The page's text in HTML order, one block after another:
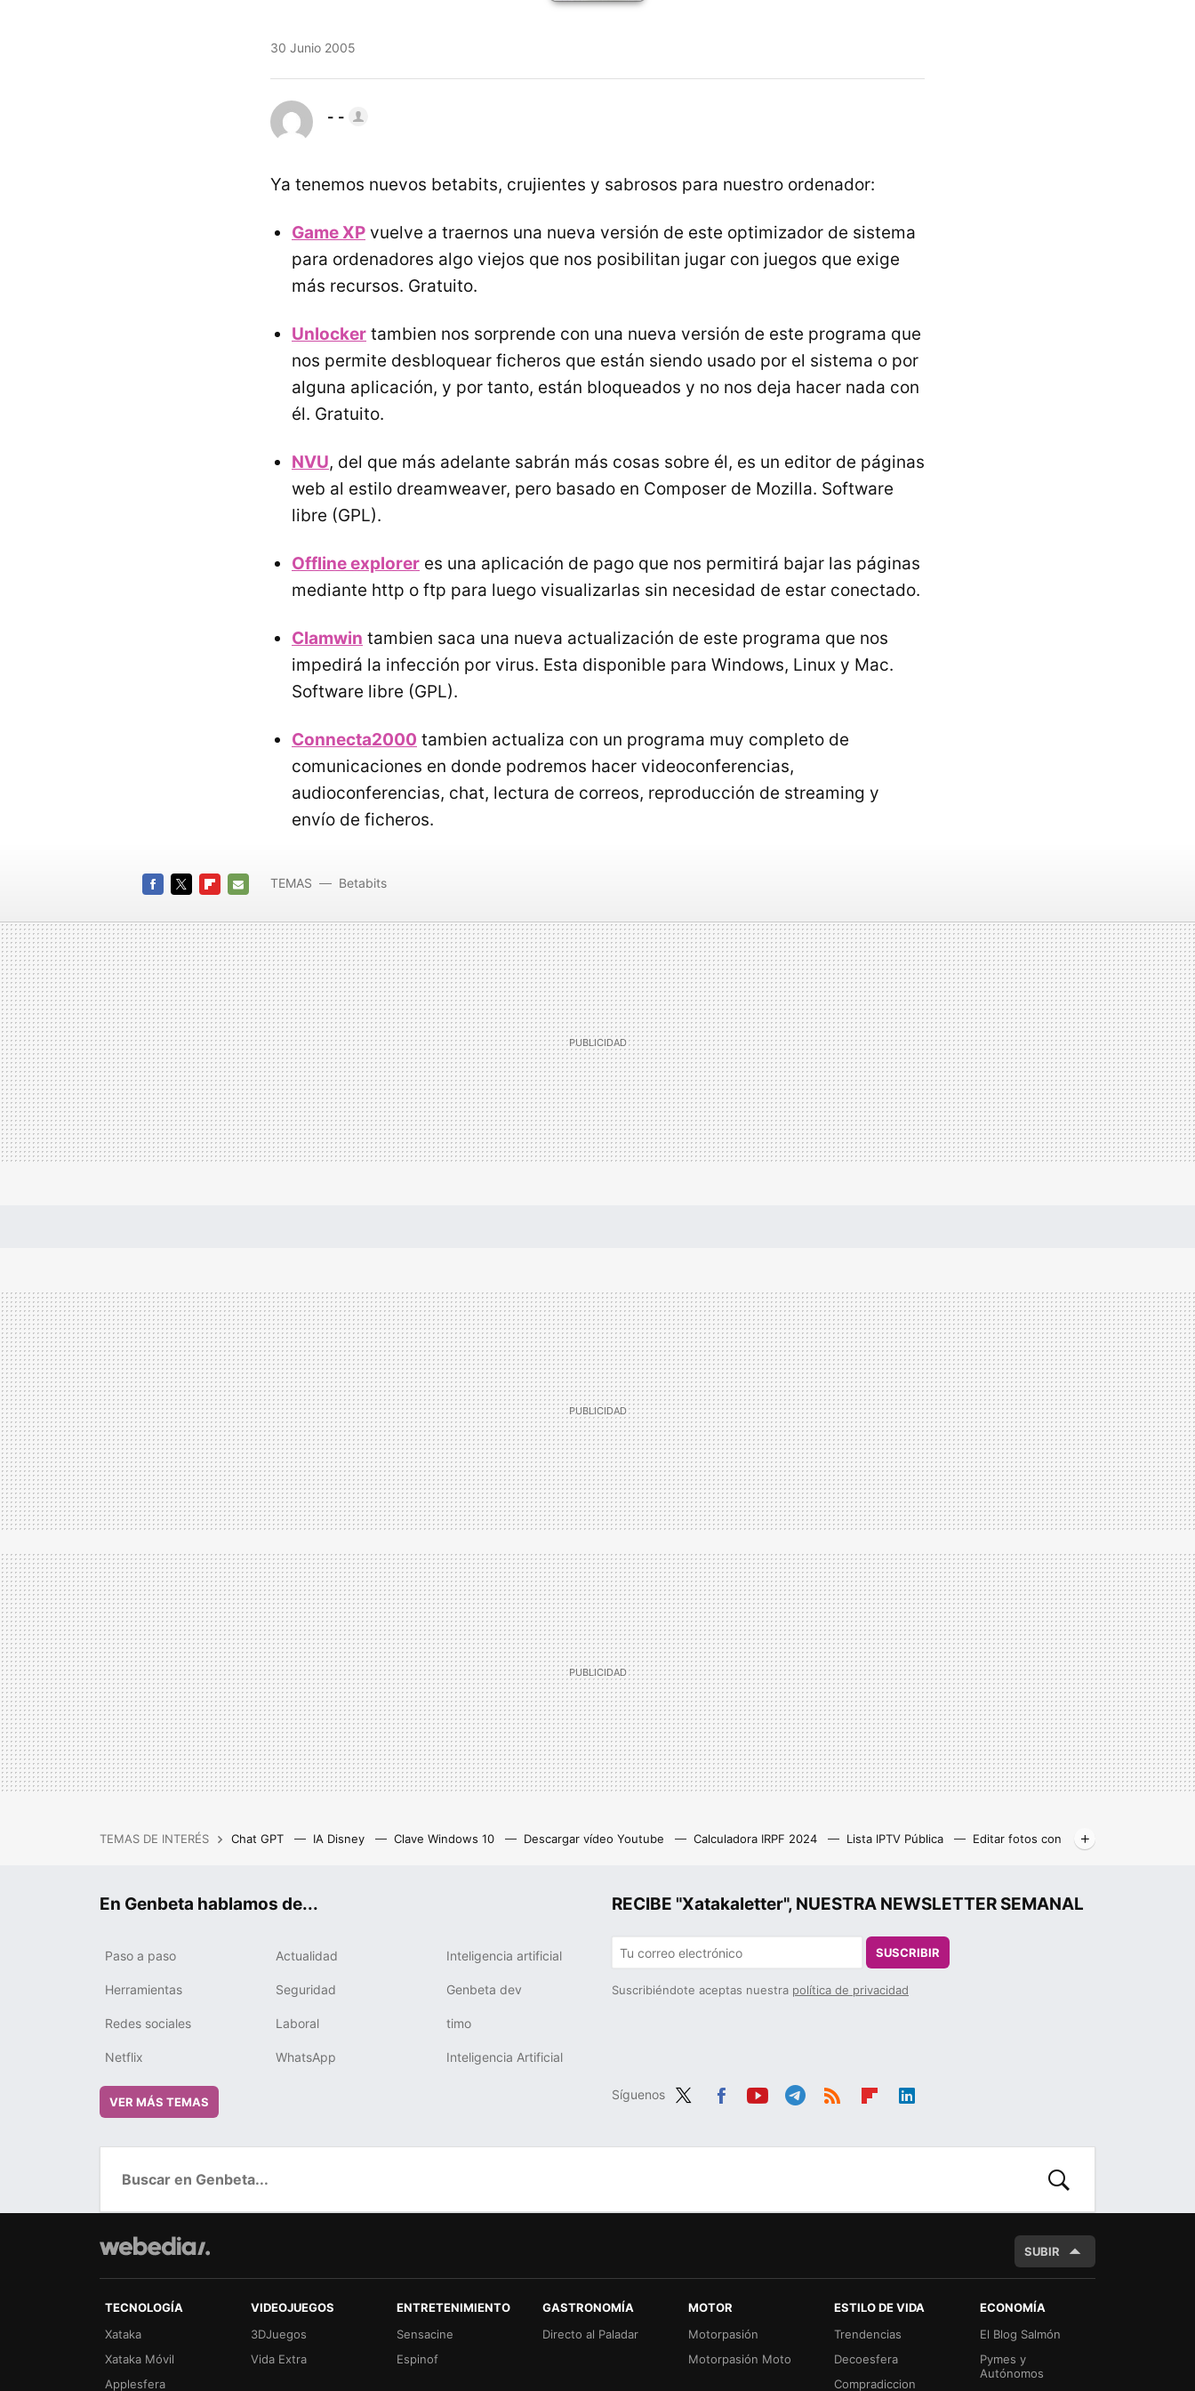
30 Junio 2005
- -
Ya tenemos nuevos betabits, crujientes y sabrosos para nuestro ordenador:
Game XP vuelve a traernos una nueva versión de este optimizador de sistema
para ordenadores algo viejos que nos posibilitan jugar con juegos que exige
más recursos. Gratuito.
Unlocker tambien nos sorprende con una nueva versión de este programa que
nos permite desbloquear ficheros que están siendo usado por el sistema o por
alguna aplicación, y por tanto, están bloqueados y no nos deja hacer nada con
él. Gratuito.
NVU, del que más adelante sabrán más cosas sobre él, es un editor de páginas
web al estilo dreamweaver, pero basado en Composer de Mozilla. Software
libre (GPL).
Offline explorer es una aplicación de pago que nos permitirá bajar las páginas
mediante http o ftp para luego visualizarlas sin necesidad de estar conectado.
Clamwin tambien saca una nueva actualización de este programa que nos
impedirá la infección por virus. Esta disponible para Windows, Linux y Mac.
Software libre (GPL).
Connecta2000 tambien actualiza con un programa muy completo de
comunicaciones en donde podremos hacer videoconferencias,
audioconferencias, chat, lectura de correos, reproducción de streaming y
envío de ficheros.
MAIL
TEMAS Betabits
TEMAS DE INTERÉS Chat GPT IA Disney Clave Windows 10 Descargar vídeo Youtube Calculadora IRPF 2024 Lista IPTV Pública
Editar fotos con
RECIBE "Xatakaletter", NUESTRA NEWSLETTER SEMANAL
SUSCRIBIR
Suscribiéndote aceptas nuestra política de privacidad
Síguenos
ter
ebo
tub
gra
boa edIn
En Genbeta hablamos de...
Paso a paso Actualidad Inteligencia artificial
Herramientas Seguridad Genbeta dev
Redes sociales Laboral timo
Netflix WhatsApp Inteligencia Artificial
VER MÁS TEMAS
BUSCAR
SUBIR
TECNOLOGÍA
Xataka
Xataka Móvil
Applesfera
VIDEOJUEGOS
3DJuegos
Vida Extra
ENTRETENIMIENTO
Sensacine
Espinof
GASTRONOMÍA
Directo al Paladar
MOTOR
Motorpasión
Motorpasión Moto
ESTILO DE VIDA
Trendencias
Decoesfera
Compradiccion
ECONOMÍA
El Blog Salmón
Pymes y
Autónomos